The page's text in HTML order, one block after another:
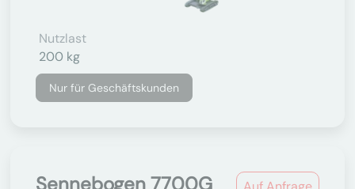
Nutzlast
200 kg
Nur für Geschäftskunden
Sennebogen 7700G